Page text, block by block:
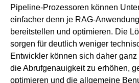
Pipeline-Prozessoren können
einfacher denn je RAG-
bereitstellen und optimieren. Die
sorgen für deutlich weniger
Entwickler können sich daher
die Abrufgenauigkeit zu erhöhen,
optimieren und die allgemeine